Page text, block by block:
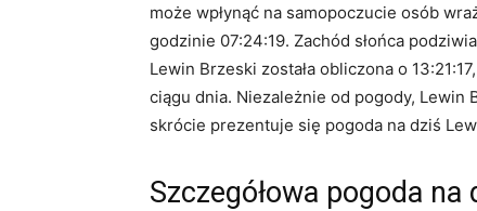
może wpłynąć na samopoczucie osób
godzinie 07:24:19. Zachód słońca
Lewin Brzeski została obliczona o
ciągu dnia. Niezależnie od pogody, Lewin
skrócie prezentuje się pogoda na dziś
Szczegółowa pogoda